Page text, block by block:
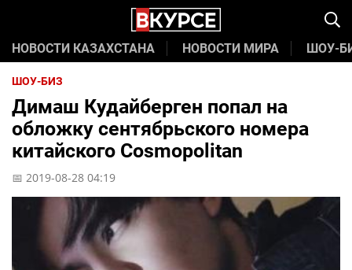
НОВОСТИ КАЗАХСТАНА НОВОСТИ МИРА ШОУ-
ШОУ-БИЗ
Димаш Кудайберген попал на
обложку сентябрьского номера
китайского Cosmopolitan
📅 2019-08-28 04:19